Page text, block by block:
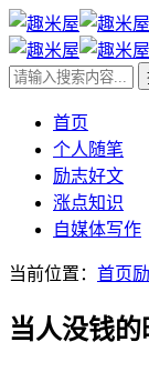
首页
个人随笔
励志好文
涨点知识
自媒体写作
当前位置： 首页
当人没钱